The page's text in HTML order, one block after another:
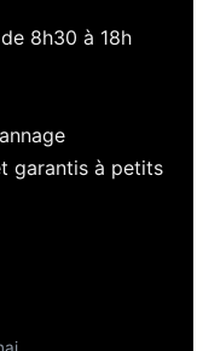
8h30 à 18h
garantis à petits